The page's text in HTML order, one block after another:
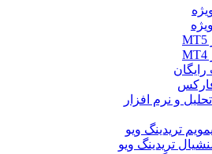
رایگان
و نرم افزار
تریدینگ ویو
تریدینگ ویو